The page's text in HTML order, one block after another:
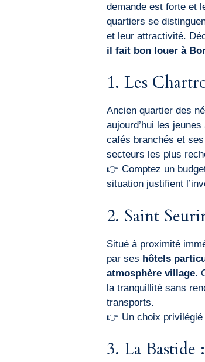
demande est forte et
quartiers se
et leur attractivité.
il fait bon louer à
1. Les
Ancien quartier des
aujourd’hui les
cafés branchés et
secteurs les plus
👉 Comptez un
situation justifient
2. Saint
Situé à proximité
par ses hôtels
atmosphère village.
la tranquillité sans
transports.
👉 Un choix
3. La Bastide